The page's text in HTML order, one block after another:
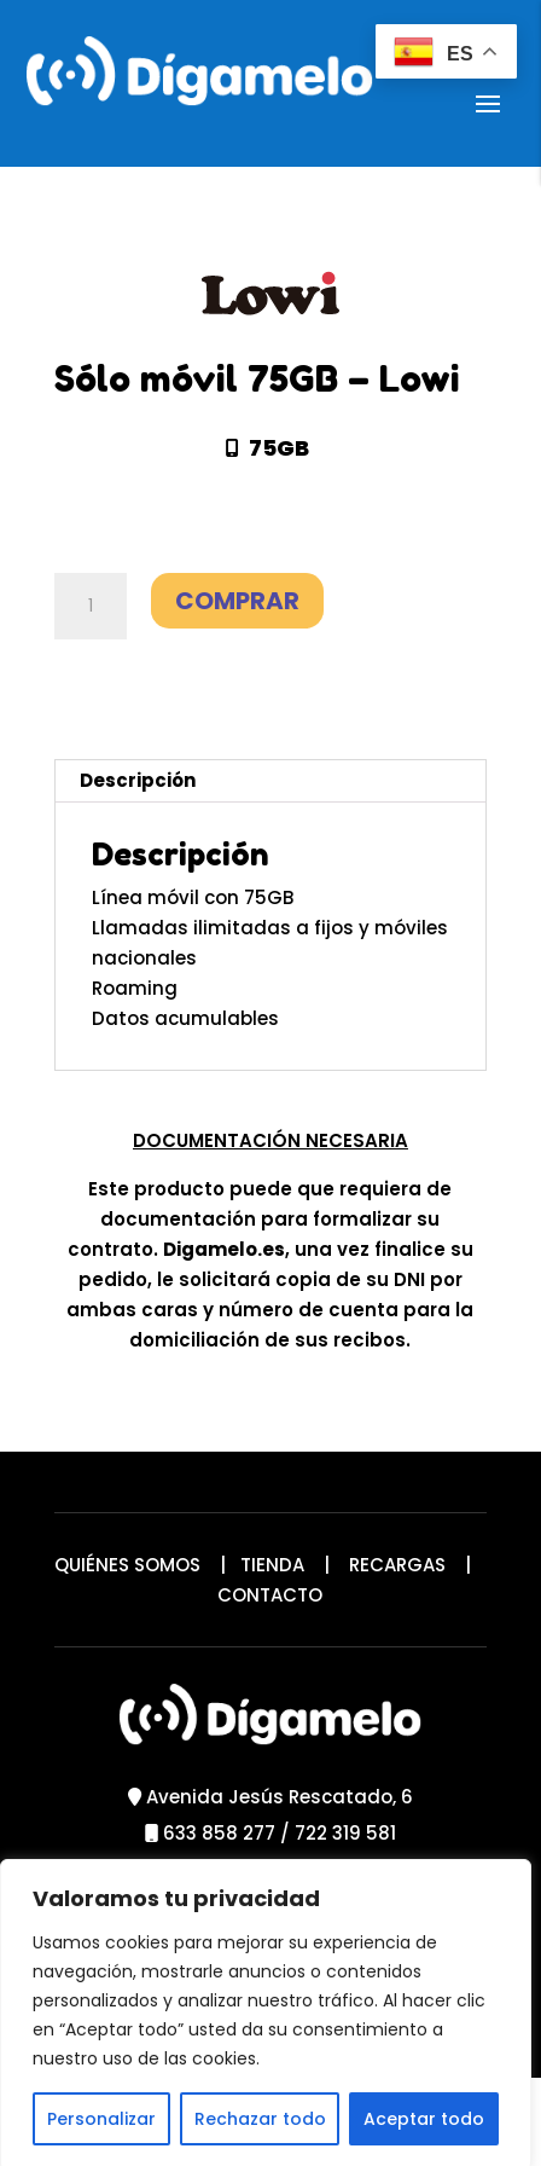
Valoramos tu privacidad
Usamos cookies para mejorar su experiencia de
navegación, mostrarle anuncios o contenidos
personalizados y analizar nuestro tráfico. Al hacer clic
en “Aceptar todo” usted da su consentimiento a
nuestro uso de las cookies.
Personalizar Rechazar todo Aceptar todo
Sólo móvil 75GB – Lowi
75GB
móvil
COMPRAR
Descripción
Descripción
Línea móvil con 75GB
Llamadas ilimitadas a fijos y móviles
nacionales
Roaming
Datos acumulables
DOCUMENTACIÓN NECESARIA
Este producto puede que requiera de
documentación para formalizar su
contrato. Digamelo.es, una vez finalice su
pedido, le solicitará copia de su DNI por
ambas caras y número de cuenta para la
domiciliación de sus recibos.
QUIÉNES SOMOS TIENDA RECARGAS
CONTACTO
Avenida Jesús Rescatado, 6
633 858 277 / 722 319 581
Política de Privacidad
Política de Cookies
Aviso Legal
ES